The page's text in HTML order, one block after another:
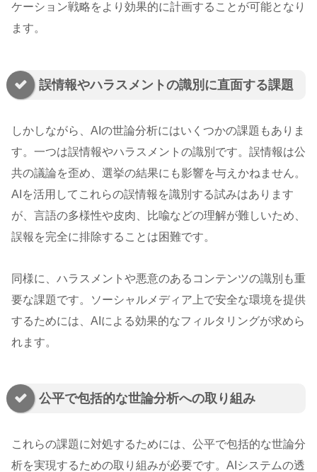
ケーション戦略をより効果的に計画することが可能となり
ます。
誤情報やハラスメントの識別に直面する課題
しかしながら、AIの世論分析にはいくつかの課題もありま
す。一つは誤情報やハラスメントの識別です。誤情報は公
共の議論を歪め、選挙の結果にも影響を与えかねません。
AIを活用してこれらの誤情報を識別する試みはあります
が、言語の多様性や皮肉、比喩などの理解が難しいため、
誤報を完全に排除することは困難です。
同様に、ハラスメントや悪意のあるコンテンツの識別も重
要な課題です。ソーシャルメディア上で安全な環境を提供
するためには、AIによる効果的なフィルタリングが求めら
れます。
公平で包括的な世論分析への取り組み
これらの課題に対処するためには、公平で包括的な世論分
析を実現するための取り組みが必要です。AIシステムの透